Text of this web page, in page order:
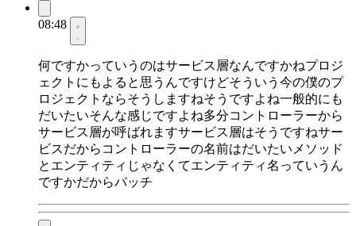
08:48
何ですかっていうのはサービス層なんですかねプロジ
ェクトにもよると思うんですけどそういう今の僕のプ
ロジェクトならそうしますねそうですよね一般的にも
だいたいそんな感じですよね多分コントローラーから
サービス層が呼ばれますサービス層はそうですねサー
ビスだからコントローラーの名前はだいたいメソッド
とエンティティじゃなくてエンティティ名っていうん
ですかだからパッチ